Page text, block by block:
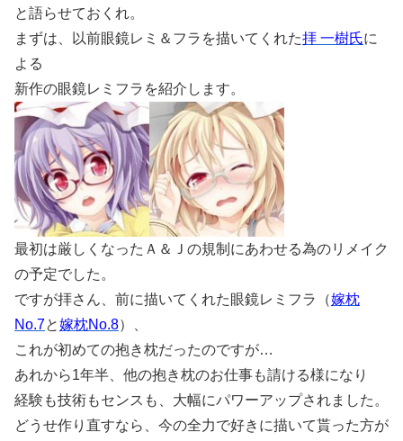
と語らせておくれ。
まずは、以前眼鏡レミ＆フラを描いてくれた拝 一樹氏に
よる
新作の眼鏡レミフラを紹介します。
最初は厳しくなったＡ＆Ｊの規制にあわせる為のリメイク
の予定でした。
ですが拝さん、前に描いてくれた眼鏡レミフラ（嫁枕
No.7と嫁枕No.8）、
これが初めての抱き枕だったのですが…
あれから1年半、他の抱き枕のお仕事も請ける様になり
経験も技術もセンスも、大幅にパワーアップされました。
どうせ作り直すなら、今の全力で好きに描いて貰った方が